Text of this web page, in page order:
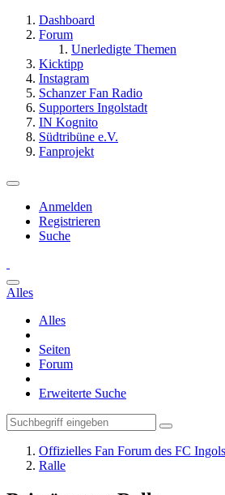
Dashboard
Forum
Unerledigte Themen
Kicktipp
Instagram
Schanzer Fan Radio
Supporters Ingolstadt
IN Kognito
Südtribüne e.V.
Fanprojekt
Anmelden
Registrieren
Suche
Alles
Alles
Seiten
Forum
Erweiterte Suche
Offizielles Fan Forum des FC
Ralle